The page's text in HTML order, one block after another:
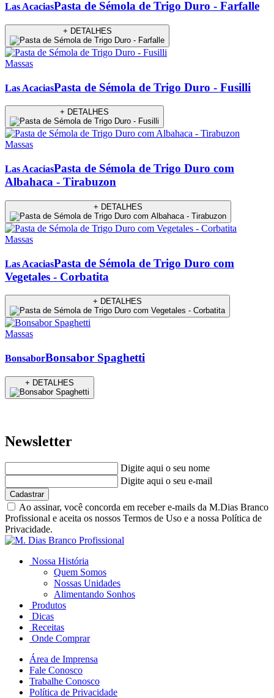
Las AcaciasPasta de Sémola de Trigo Duro - Farfalle
+ DETALHES
Massas
Las AcaciasPasta de Sémola de Trigo Duro - Fusilli
+ DETALHES
Massas
Las AcaciasPasta de Sémola de Trigo Duro com
Albahaca - Tirabuzon
+ DETALHES
Massas
Las AcaciasPasta de Sémola de Trigo Duro com
Vegetales - Corbatita
+ DETALHES
Massas
BonsaborBonsabor Spaghetti
+ DETALHES
Newsletter
Digite aqui o seu nome
Digite aqui o seu e-mail
Cadastrar
Ao assinar, você concorda em receber e-mails da M.Dias Branco
Profissional e aceita os nossos Termos de Uso e a nossa Política de
Privacidade.
Nossa História
Quem Somos
Nossas Unidades
Alimentando Sonhos
Produtos
Dicas
Receitas
Onde Comprar
Área de Imprensa
Fale Conosco
Trabalhe Conosco
Política de Privacidade